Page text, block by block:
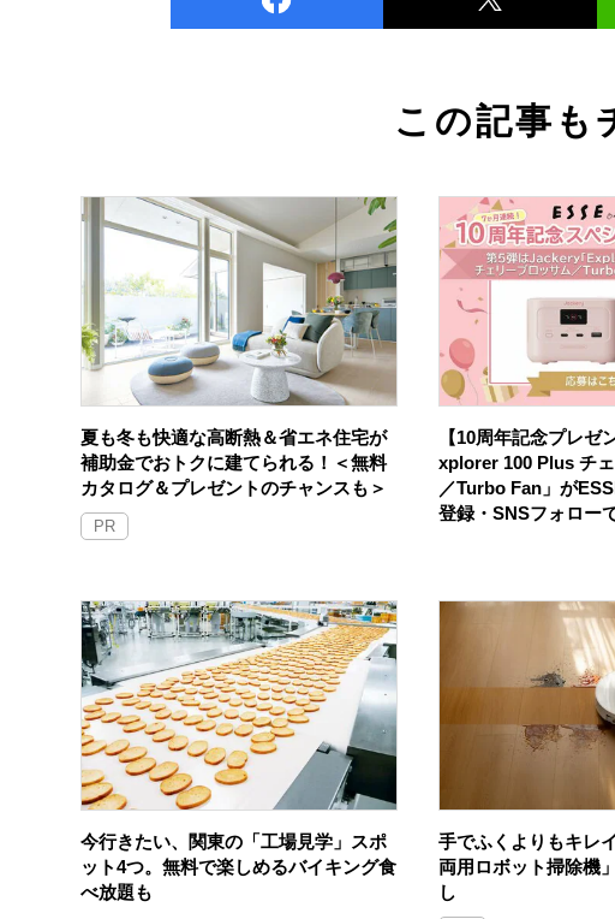
この記事も
夏も冬も快適な高断熱＆省エネ住宅が
補助金でおトクに建てられる！＜無料
カタログ＆プレゼントのチャンスも＞
PR
【10周年記念プレゼ
xplorer 100 Plus チ
／Turbo Fan」が
登録・SNSフォロー
今行きたい、関東の「工場見学」スポ
ット4つ。無料で楽しめるバイキング食
べ放題も
手でふくよりもキレ
両用ロボット掃除機
し